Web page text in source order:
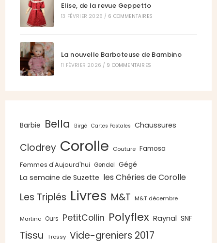
Elise, de la revue Geppetto
13 FÉVRIER 2026 / 6 COMMENTAIRES
La nouvelle Barboteuse de Bambino
11 FÉVRIER 2026 / 9 COMMENTAIRES
Barbie Bella Birgé Cartes Postales Chaussures
Clodrey Corolle Couture Famosa
Femmes d'Aujourd'hui Gendel Gégé
La semaine de Suzette les Chéries de Corolle
Les Triplés Livres M&T M&T décembre
Martine Ours PetitCollin Polyflex Raynal SNF
Tissu Tressy Vide-greniers 2017